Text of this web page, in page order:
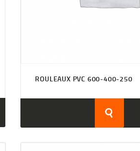
ROULEAUX PVC 600-400-250